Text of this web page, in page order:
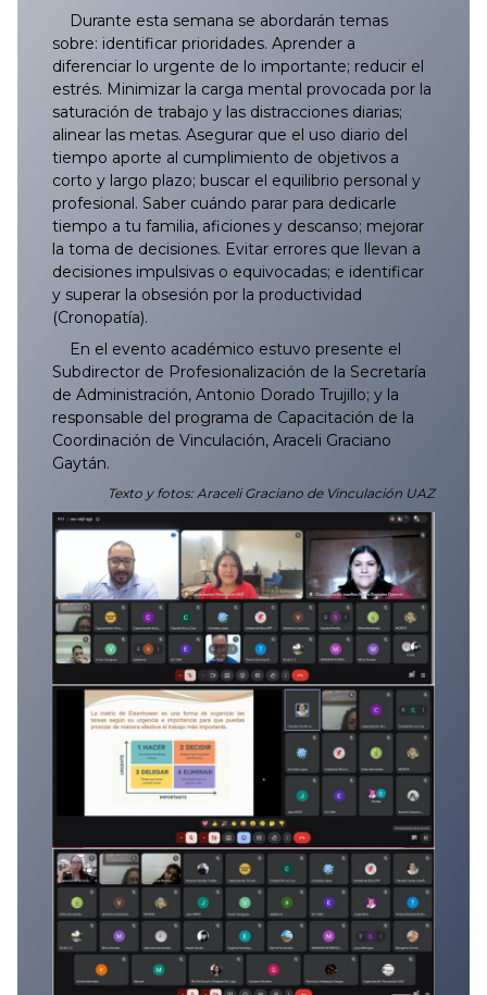
Durante esta semana se abordarán temas
sobre: identificar prioridades. Aprender a
diferenciar lo urgente de lo importante; reducir el
estrés. Minimizar la carga mental provocada por la
saturación de trabajo y las distracciones diarias;
alinear las metas. Asegurar que el uso diario del
tiempo aporte al cumplimiento de objetivos a
corto y largo plazo; buscar el equilibrio personal y
profesional. Saber cuándo parar para dedicarle
tiempo a tu familia, aficiones y descanso; mejorar
la toma de decisiones. Evitar errores que llevan a
decisiones impulsivas o equivocadas; e identificar
y superar la obsesión por la productividad
(Cronopatía).
En el evento académico estuvo presente el
Subdirector de Profesionalización de la Secretaría
de Administración, Antonio Dorado Trujillo; y la
responsable del programa de Capacitación de la
Coordinación de Vinculación, Araceli Graciano
Gaytán.
Texto y fotos: Araceli Graciano de Vinculación UAZ